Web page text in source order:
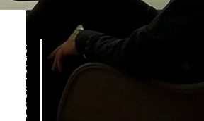
Scroll verder